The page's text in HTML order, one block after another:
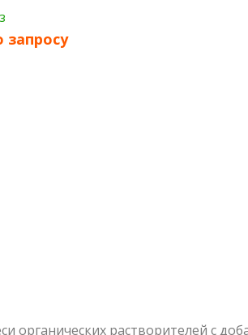
запросу
органических растворителей с